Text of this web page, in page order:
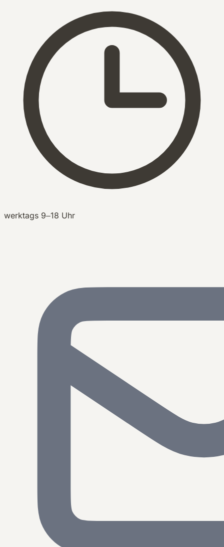
werktags 9–18 Uhr